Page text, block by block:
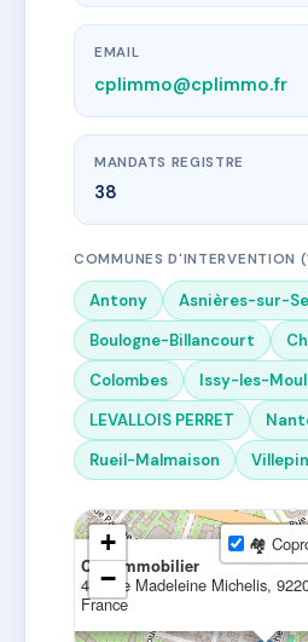
EMAIL
cplimmo@cplimmo.fr
MANDATS REGISTRE
38
COMMUNES D'INTERVENTION
Antony Asnières-sur-
Boulogne-Billancourt
Colombes
Issy-les-
LEVALLOIS PERRET
Rueil-Malmaison
CPL Immobilier
44 Rue Madeleine Michelis,
France
+
−
🏘